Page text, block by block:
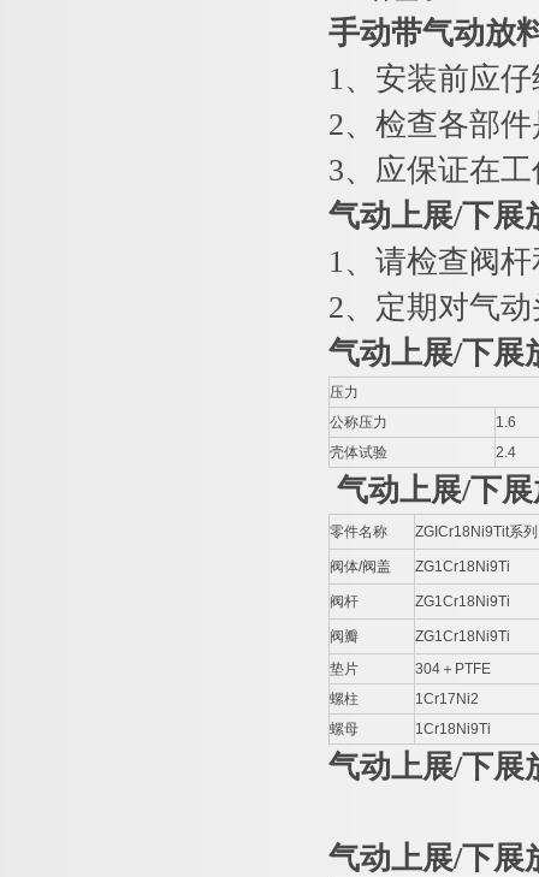
手动带气动放
1、安装前应
2、检查各部
3、应保证在
气动上展/下展
1、请检查阀
2、定期对气
气动上展/下展
压力
公称压力
1.6
壳体试验
2.4
气动上展/下
零件名称 ZGICr18Ni9Tit系列
阀体/阀盖 ZG1Cr18Ni9Ti
阀杆 ZG1Cr18Ni9Ti
阀瓣
ZG1Cr18Ni9Ti
垫片
304＋PTFE
螺柱
1Cr17Ni2
螺母
1Cr18Ni9Ti
气动上展/下展
气动上展/下展